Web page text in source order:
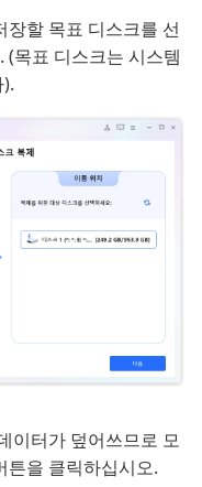
할 목표 디스크를 선
목표 디스크는 시스템
이터가 덮어쓰므로 모
튼을 클릭하십시오.